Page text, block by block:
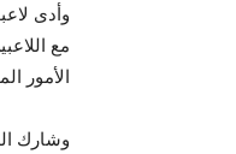
وأدى
مع
الأمور
وشارك